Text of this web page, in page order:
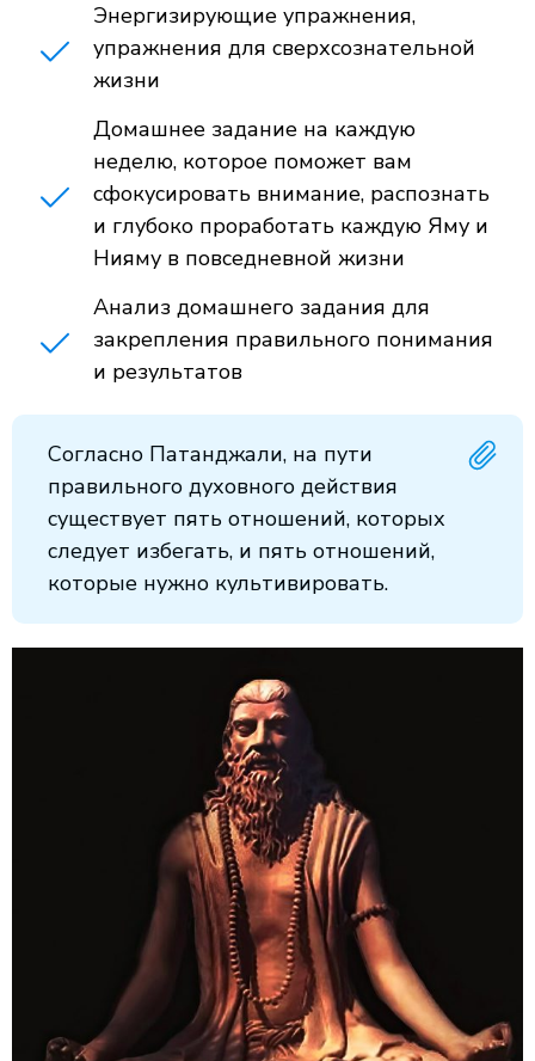
Энергизирующие упражнения,
упражнения для сверхсознательной
жизни
Домашнее задание на каждую
неделю, которое поможет вам
сфокусировать внимание, распознать
и глубоко проработать каждую Яму и
Нияму в повседневной жизни
Анализ домашнего задания для
закрепления правильного понимания
и результатов
Согласно Патанджали, на пути
правильного духовного действия
существует пять отношений, которых
следует избегать, и пять отношений,
которые нужно культивировать.